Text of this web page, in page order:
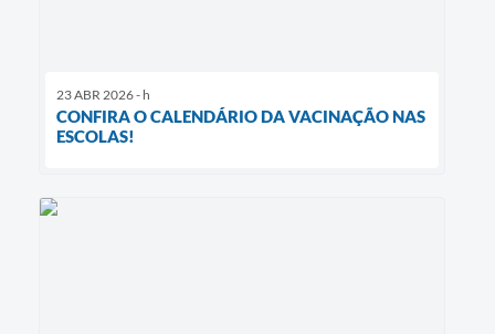
23 ABR 2026 - h
CONFIRA O CALENDÁRIO DA VACINAÇÃO NAS
ESCOLAS!